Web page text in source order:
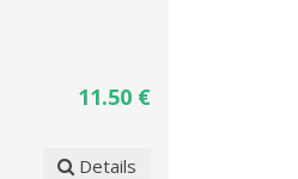
11.50 €
Details